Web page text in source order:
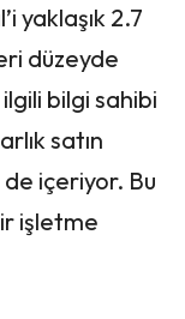
yaklaşık 2.7
düzeyde
bilgi sahibi
satın
içeriyor. Bu
işletme